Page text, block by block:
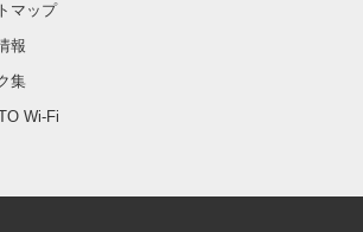
マップ
報
集
Wi-Fi